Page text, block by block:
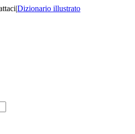
|Dizionario illustrato